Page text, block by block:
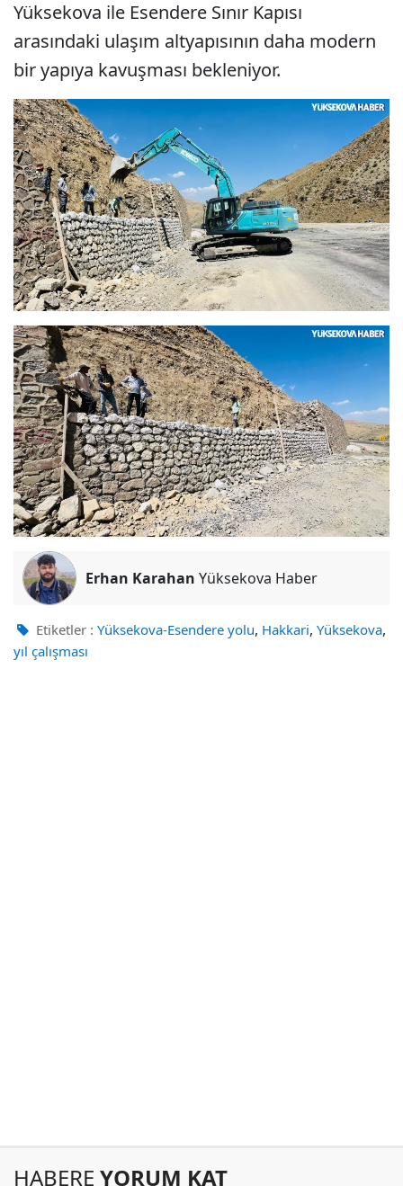
Yüksekova ile Esendere Sınır Kapısı
arasındaki ulaşım altyapısının daha modern
bir yapıya kavuşması bekleniyor.
Erhan Karahan Yüksekova Haber
Etiketler : Yüksekova-Esendere yolu, Hakkari, Yüksekova,
yıl çalışması
HABERE YORUM KAT